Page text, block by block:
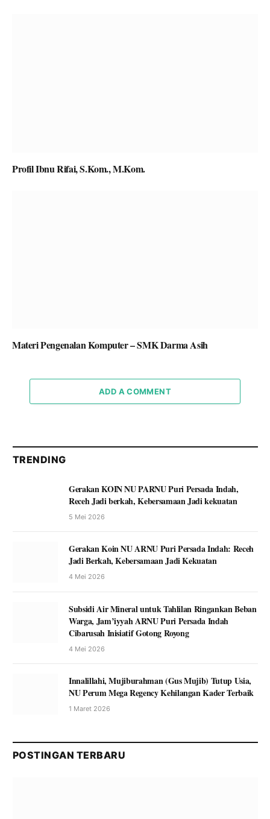
Profil Ibnu Rifai, S.Kom., M.Kom.
Materi Pengenalan Komputer – SMK Darma Asih
ADD A COMMENT
TRENDING
Gerakan KOIN NU PARNU Puri Persada Indah,
Receh Jadi berkah, Kebersamaan Jadi kekuatan
5 Mei 2026
Gerakan Koin NU ARNU Puri Persada Indah: Receh
Jadi Berkah, Kebersamaan Jadi Kekuatan
4 Mei 2026
Subsidi Air Mineral untuk Tahlilan Ringankan Beban
Warga, Jam’iyyah ARNU Puri Persada Indah
Cibarusah Inisiatif Gotong Royong
4 Mei 2026
Innalillahi, Mujiburahman (Gus Mujib) Tutup Usia,
NU Perum Mega Regency Kehilangan Kader Terbaik
1 Maret 2026
POSTINGAN TERBARU